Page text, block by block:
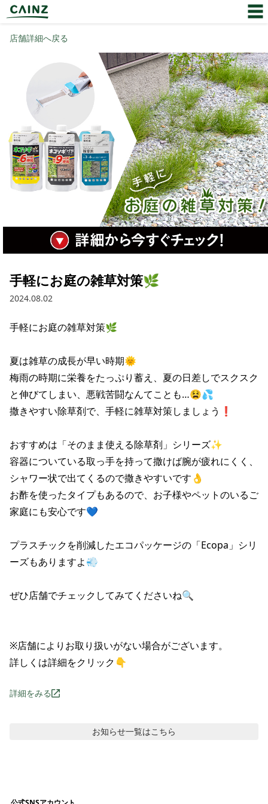
店舗詳細へ戻る
手軽にお庭の雑草対策🌿
2024.08.02
手軽にお庭の雑草対策🌿
夏は雑草の成長が早い時期🌞
梅雨の時期に栄養をたっぷり蓄え、夏の日差しでスクスク
と伸びてしまい、悪戦苦闘なんてことも…😫💦
撒きやすい除草剤で、手軽に雑草対策しましょう❗
おすすめは「そのまま使える除草剤」シリーズ✨
容器についている取っ手を持って撒けば腕が疲れにくく、
シャワー状で出てくるので撒きやすいです👌
お酢を使ったタイプもあるので、お子様やペットのいるご
家庭にも安心です💙
プラスチックを削減したエコパッケージの「Ecopa」シリ
ーズもありますよ💨
ぜひ店舗でチェックしてみてくださいね🔍
※店舗によりお取り扱いがない場合がございます。
詳しくは詳細をクリック👇
詳細をみる
お知らせ一覧はこちら